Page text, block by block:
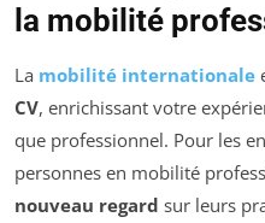
la mobilité
La mobilité internationale
CV, enrichissant votre
que professionnel. Pour les
personnes en mobilité
nouveau regard sur leurs